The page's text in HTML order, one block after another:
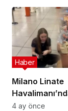
Astrobiyoloji
Ev Sahipliği
Milano Linate
Sınır Kontrol
Haber
4 ay önce